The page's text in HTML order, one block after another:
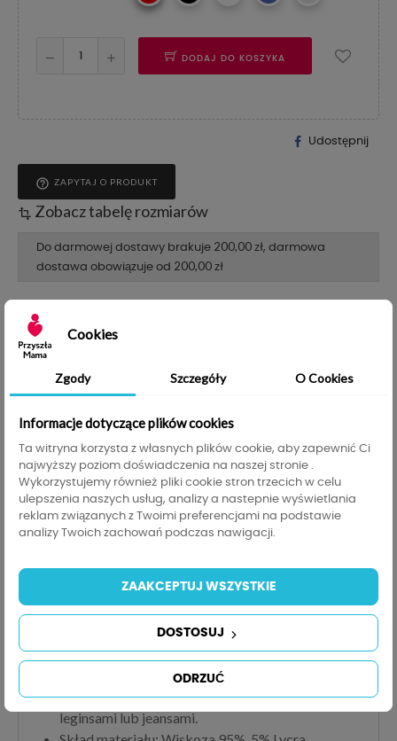
DODAJ DO KOSZYKA
Udostępnij
help_outline ZAPYTAJ O PRODUKT
transform Zobacz tabelę rozmiarów
Do darmowej dostawy brakuje 200,00 zł, darmowa
dostawa obowiązuje od 200,00 zł
Opis
Informacje GPSR
BLUZKA CIĄŻOWA NA
KAŻDĄ OKAZJĘ!!!
SPRAWDŹ NASZE INNE AUKCJE
KARMIENIA
Bardzo wygodnabluzka ciążowa.Bogaty
Marszczeniapo bokach dająmnóstwo
rosnącemu brzuszkowi.
Idealnapropozycja w połączeniu z naszymi
leginsami lub jeansami.
Cookies
Zgody Szczegóły O Cookies
Informacje dotyczące plików cookies
Ta witryna korzysta z własnych plików cookie, aby zapewnić Ci
najwyższy poziom doświadczenia na naszej stronie .
Wykorzystujemy również pliki cookie stron trzecich w celu
ulepszenia naszych usług, analizy a nastepnie wyświetlania
reklam związanych z Twoimi preferencjami na podstawie
analizy Twoich zachowań podczas nawigacji.
ODRZUĆ
DOSTOSUJ
ZAAKCEPTUJ WSZYSTKIE